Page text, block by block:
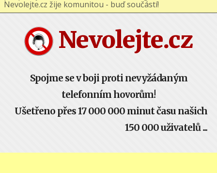
Nevolejte.cz
Spojme se v boji proti nevyžádaným
telefonním hovorům!
Ušetřeno přes 17 000 000 minut času našich
150 000 uživatelů ...
Nevolejte.cz žije komunitou - buď součástí!